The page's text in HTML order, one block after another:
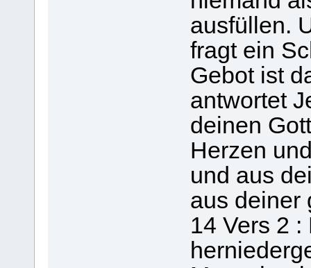
ausfüllen.
fragt ein
Gebot ist
antwortet
deinen
Herzen
und aus
aus deiner
14 Vers 2